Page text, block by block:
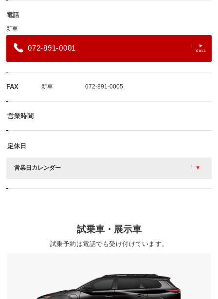
電話
新車
072-891-0001
FAX 新車 072-891-0005
営業時間
定休日
営業日カレンダー
試乗車・展示車
試乗予約は電話でも受け付けています。